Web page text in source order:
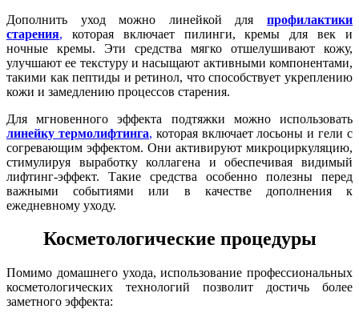
Дополнить уход можно линейкой для профилактики
старения, которая включает пилинги, кремы для век и
ночные кремы. Эти средства мягко отшелушивают кожу,
улучшают ее текстуру и насыщают активными компонентами,
такими как пептиды и ретинол, что способствует укреплению
кожи и замедлению процессов старения.
Для мгновенного эффекта подтяжки можно использовать
линейку термолифтинга, которая включает лосьоны и гели с
согревающим эффектом. Они активируют микроциркуляцию,
стимулируя выработку коллагена и обеспечивая видимый
лифтинг-эффект. Такие средства особенно полезны перед
важными событиями или в качестве дополнения к
ежедневному уходу.
Косметологические процедуры
Помимо домашнего ухода, использование профессиональных
косметологических технологий позволит достичь более
заметного эффекта: